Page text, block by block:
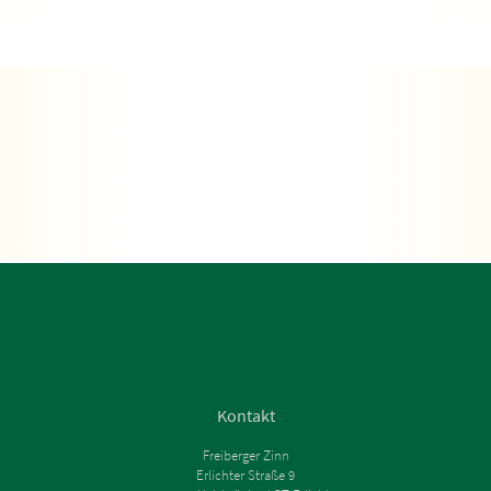
Kontakt
Freiberger Zinn
Erlichter Straße 9